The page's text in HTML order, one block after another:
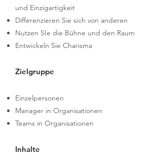
und Einzigartigkeit
Differenzieren Sie sich von anderen
Nutzen SIe die Bühne und den Raum
Entwickeln Sie Charisma
Zielgruppe
Einzelpersonen​
Manager in Organisationen
Teams in Organisationen
Inhalte